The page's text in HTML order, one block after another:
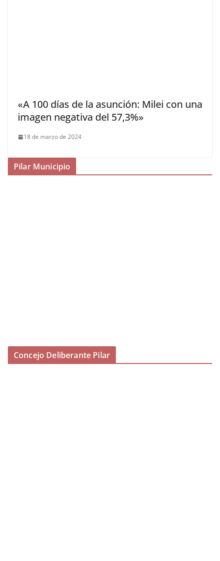
«A 100 días de la asunción: Milei con una
imagen negativa del 57,3%»
18 de marzo de 2024
Pilar Municipio
Concejo Deliberante Pilar